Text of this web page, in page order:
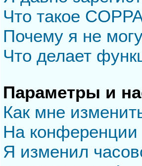
Что такое
Почему я не
Что делает
Параметры и
Как мне
На конференции
Я изменил